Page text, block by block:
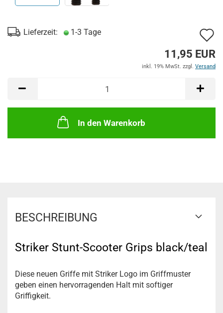
Lieferzeit: 1-3 Tage
11,95 EUR
inkl. 19% MwSt. zzgl. Versand
In den Warenkorb
BESCHREIBUNG
Striker Stunt-Scooter Grips black/teal
Diese neuen Griffe mit Striker Logo im Griffmuster
geben einen hervorragenden Halt mit softiger
Griffigkeit.